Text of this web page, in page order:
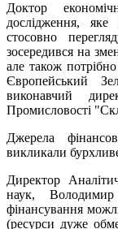
Доктор
дослідження,
стосовно
зосередився на
але також
Європейський
виконавчий
Промисловості
Джерела
викликали
Директор
наук,
фінансування
(ресурси дуже